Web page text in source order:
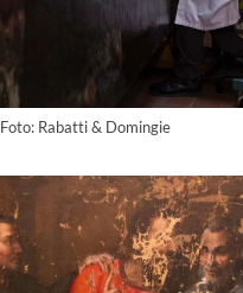
Foto: Rabatti & Domingie